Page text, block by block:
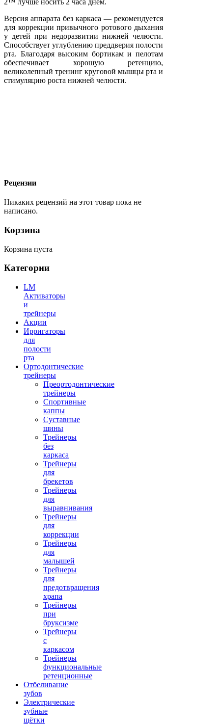
Версия аппарата без каркаса — рекомендуется
для коррекции привычного ротового дыхания
у детей при недоразвитии нижней челюсти.
Способствует углублению преддверия полости
рта. Благодаря высоким бортикам и пелотам
обеспечивает хорошую ретенцию,
великолепный тренинг круговой мышцы рта и
стимуляцию роста нижней челюсти.
Рецензии
Никаких рецензий на этот товар пока не
написано.
Корзина
Корзина пуста
Категории
LM
Активаторы
и
трейнеры
Акции
Ирригаторы
для
полости
рта
Ортодонтические
трейнеры
Преортодонтические
трейнеры
Спортивные
каппы
Суставные
шины
Трейнеры
без
каркаса
Трейнеры
для
брекетов
Трейнеры
для
выравнивания
Трейнеры
для
коррекции
Трейнеры
для
малышей
Трейнеры
для
предотвращения
храпа
Трейнеры
при
бруксизме
Трейнеры
с
каркасом
Трейнеры
функциональные
ретенционные
Отбеливание
зубов
Электрические
зубные
щётки